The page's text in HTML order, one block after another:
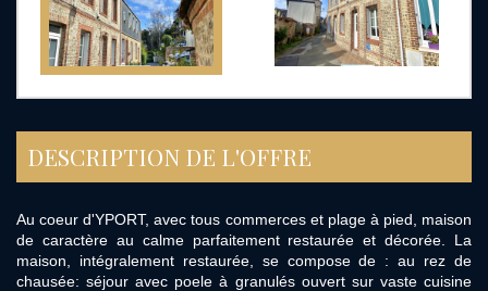
DESCRIPTION DE L'OFFRE
Au coeur d'YPORT, avec tous commerces et plage à pied, maison
de caractère au calme parfaitement restaurée et décorée. La
maison, intégralement restaurée, se compose de : au rez de
chausée: séjour avec poele à granulés ouvert sur vaste cuisine